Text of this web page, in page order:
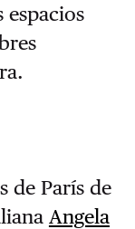
de París de
Angela